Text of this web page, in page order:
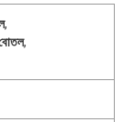
,
,